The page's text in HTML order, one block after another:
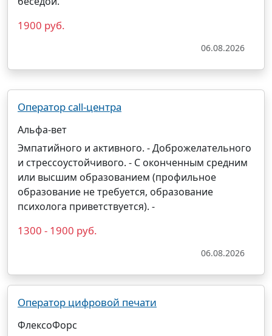
1900 руб.
06.08.2026
Оператор call-центра
Альфа-вет
Эмпатийного и активного. - Доброжелательного
и стрессоустойчивого. - С оконченным средним
или высшим образованием (профильное
образование не требуется, образование
психолога приветствуется). -
1300 - 1900 руб.
06.08.2026
Оператор цифровой печати
ФлексоФорс